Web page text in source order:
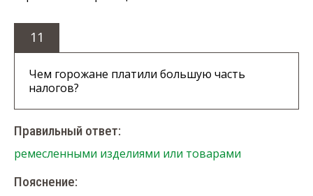
11
Чем горожане платили большую часть
налогов?
Правильный ответ:
ремесленными изделиями или товарами
Пояснение: